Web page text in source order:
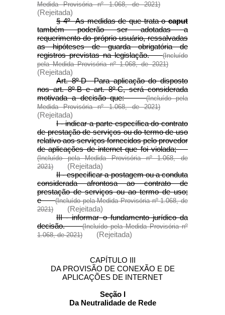
Medida Provisória nº 1.068, de 2021)
(Rejeitada)
§ 4º As medidas de que trata ocaput
também poderão ser adotadas a
requerimento do próprio usuário, ressalvadas
as hipóteses de guarda obrigatória de
registros previstas na legislação.(Incluído
pela Medida Provisória nº 1.068, de 2021)
(Rejeitada)
Art. 8º-D Para aplicação do disposto
nos art. 8º-B e art. 8º-C, será considerada
motivada a decisão que:(Incluído pela
Medida Provisória nº 1.068, de 2021)
(Rejeitada)
I - indicar a parte específica do contrato
de prestação de serviços ou do termo de uso
relativo aos serviços fornecidos pelo provedor
de aplicações de internet que foi violada;
(Incluído pela Medida Provisória nº 1.068, de
2021)
(Rejeitada)
II - especificar a postagem ou a conduta
considerada afrontosa ao contrato de
prestação de serviços ou ao termo de uso;
e(Incluído pela Medida Provisória nº 1.068, de
2021)
(Rejeitada)
III - informar o fundamento jurídico da
decisão.(Incluído pela Medida Provisória nº
1.068, de 2021)
(Rejeitada)
CAPÍTULO III
DA PROVISÃO DE CONEXÃO E DE
APLICAÇÕES DE INTERNET
Seção I
Da Neutralidade de Rede